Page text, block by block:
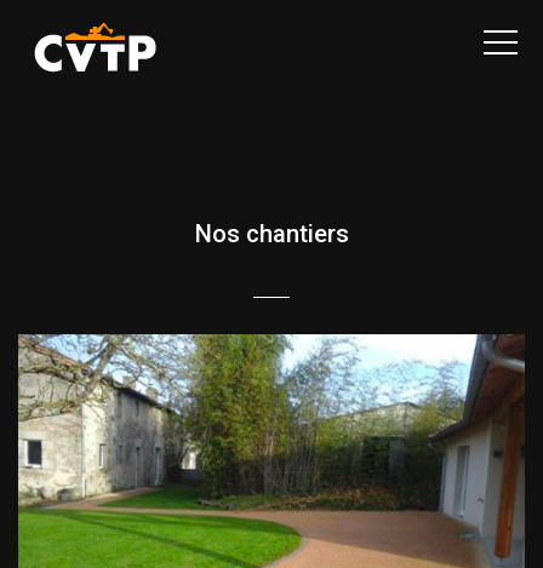
Nos chantiers